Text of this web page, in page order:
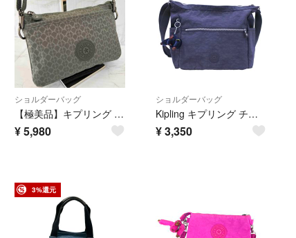
ショルダーバッグ
【極美品】キプリング リリ ショルダーバッグ RIRI モノグラム カーキ 緑
¥5,980
ショルダーバッグ
Kipling キプリング チャーム付き ショルダー バッグ 紺 ■■ レディース
¥3,350
3%還元